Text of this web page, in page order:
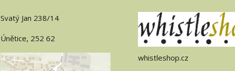
Svatý Jan 238/14
Únětice, 252 62
whistleshop.cz